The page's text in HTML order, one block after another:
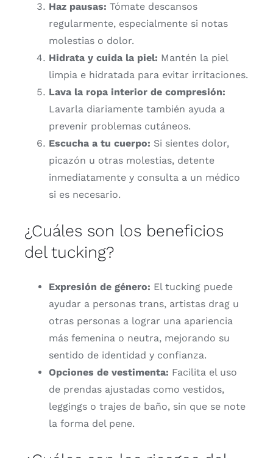
Haz pausas: Tómate descansos
regularmente, especialmente si notas
molestias o dolor.
Hidrata y cuida la piel: Mantén la piel
limpia e hidratada para evitar irritaciones.
Lava la ropa interior de compresión:
Lavarla diariamente también ayuda a
prevenir problemas cutáneos.
Escucha a tu cuerpo: Si sientes dolor,
picazón u otras molestias, detente
inmediatamente y consulta a un médico
si es necesario.
¿Cuáles son los beneficios
del tucking?
Expresión de género: El tucking puede
ayudar a personas trans, artistas drag u
otras personas a lograr una apariencia
más femenina o neutra, mejorando su
sentido de identidad y confianza.
Opciones de vestimenta: Facilita el uso
de prendas ajustadas como vestidos,
leggings o trajes de baño, sin que se note
la forma del pene.